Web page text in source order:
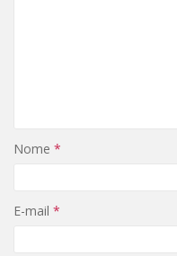
Nome *
E-mail *